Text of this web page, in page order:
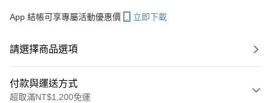
App 結帳可享專屬活動優惠價 立即下載
請選擇商品選項
付款與運送方式
超取滿NT$1,200免運